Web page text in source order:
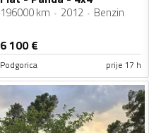
196000 km 2012 Benzin
6 100€
Podgorica prije 17 h